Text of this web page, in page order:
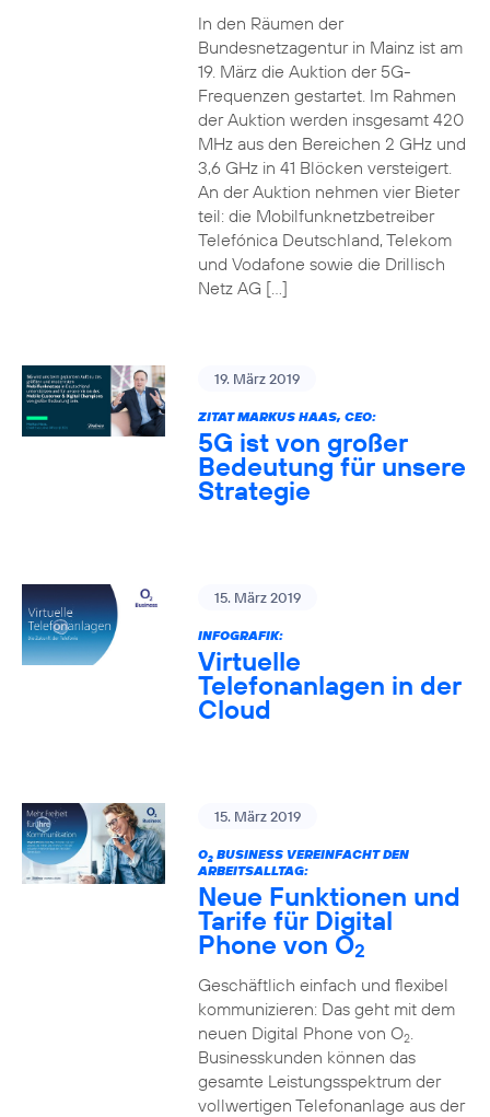
In den Räumen der
Bundesnetzagentur in Mainz ist am
19. März die Auktion der 5G-
Frequenzen gestartet. Im Rahmen
der Auktion werden insgesamt 420
MHz aus den Bereichen 2 GHz und
3,6 GHz in 41 Blöcken versteigert.
An der Auktion nehmen vier Bieter
teil: die Mobilfunknetzbetreiber
Telefónica Deutschland, Telekom
und Vodafone sowie die Drillisch
Netz AG […]
19. März 2019
ZITAT MARKUS HAAS, CEO:
5G ist von großer
Bedeutung für unsere
Strategie
15. März 2019
INFOGRAFIK:
Virtuelle
Telefonanlagen in der
Cloud
15. März 2019
O2BUSINESS VEREINFACHT DEN
ARBEITSALLTAG:
Neue Funktionen und
Tarife für Digital
Phone von O2
Geschäftlich einfach und flexibel
kommunizieren: Das geht mit dem
neuen Digital Phone von O2.
Businesskunden können das
gesamte Leistungsspektrum der
vollwertigen Telefonanlage aus der